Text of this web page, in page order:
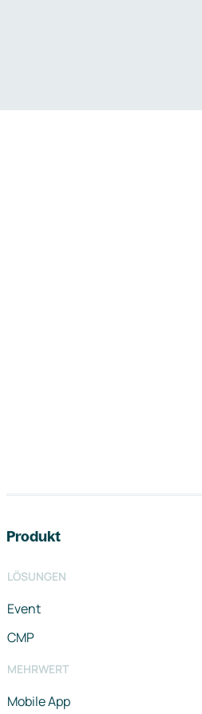
Produkt
LÖSUNGEN
Event
CMP
MEHRWERT
Mobile App